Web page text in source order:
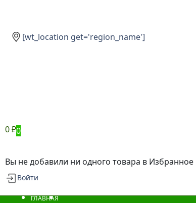
[wt_location get='region_name']
0₽0
Вы не добавили ни одного товара в Избранное
Войти
ГЛАВНАЯ